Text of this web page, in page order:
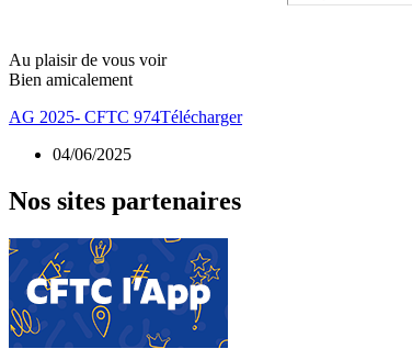
Au plaisir de vous voir
Bien amicalement
AG 2025- CFTC 974Télécharger
04/06/2025
Nos sites partenaires